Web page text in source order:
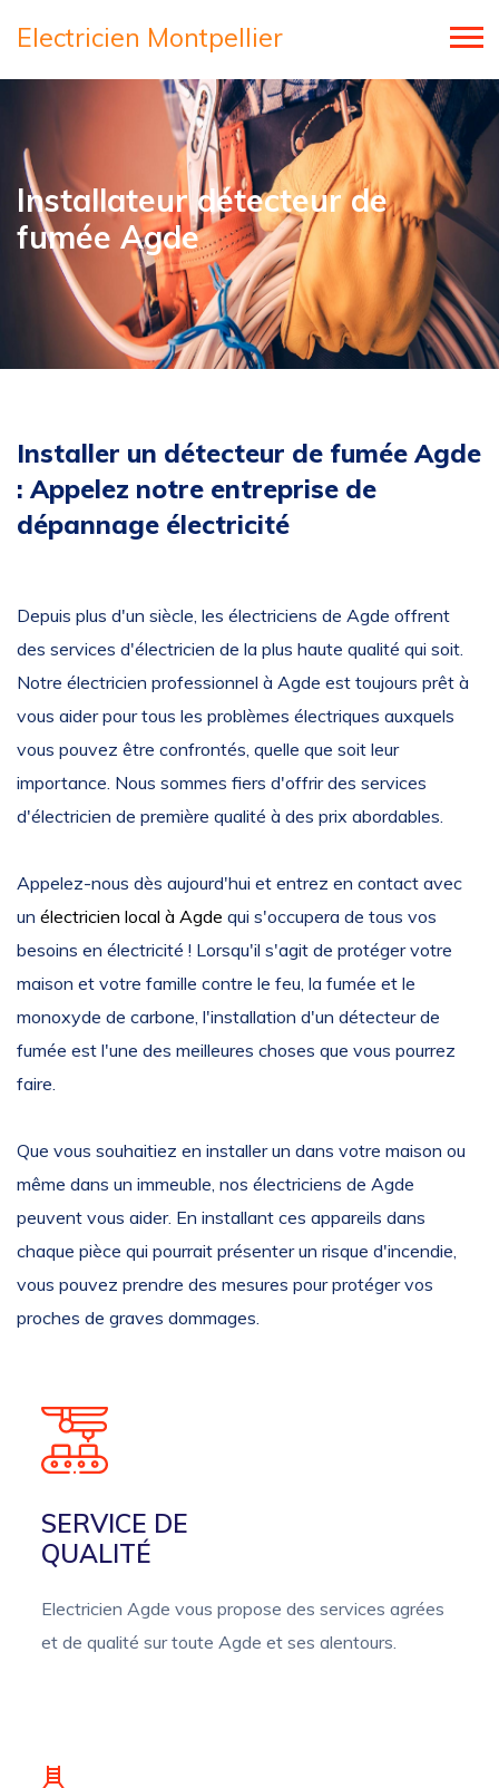
Electricien Montpellier
Installateur détecteur de
fumée Agde
Installer un détecteur de fumée Agde
: Appelez notre entreprise de
dépannage électricité
Depuis plus d'un siècle, les électriciens de Agde offrent
des services d'électricien de la plus haute qualité qui soit.
Notre électricien professionnel à Agde est toujours prêt à
vous aider pour tous les problèmes électriques auxquels
vous pouvez être confrontés, quelle que soit leur
importance. Nous sommes fiers d'offrir des services
d'électricien de première qualité à des prix abordables.
Appelez-nous dès aujourd'hui et entrez en contact avec
un électricien local à Agde qui s'occupera de tous vos
besoins en électricité ! Lorsqu'il s'agit de protéger votre
maison et votre famille contre le feu, la fumée et le
monoxyde de carbone, l'installation d'un détecteur de
fumée est l'une des meilleures choses que vous pourrez
faire.
Que vous souhaitiez en installer un dans votre maison ou
même dans un immeuble, nos électriciens de Agde
peuvent vous aider. En installant ces appareils dans
chaque pièce qui pourrait présenter un risque d'incendie,
vous pouvez prendre des mesures pour protéger vos
proches de graves dommages.
SERVICE DE
QUALITÉ
Electricien Agde vous propose des services agrées
et de qualité sur toute Agde et ses alentours.